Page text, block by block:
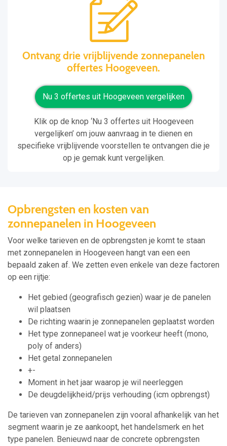
Ontvang drie vrijblijvende zonnepanelen
offertes Hoogeveen.
Nu 3 offertes uit Hoogeveen vergelijken
Klik op de knop ‘Nu 3 offertes uit Hoogeveen
vergelijken’ om jouw aanvraag in te dienen en
specifieke vrijblijvende voorstellen te ontvangen die je
op je gemak kunt vergelijken.
Opbrengsten en kosten van
zonnepanelen in Hoogeveen
Voor welke tarieven en de opbrengsten je komt te staan
met zonnepanelen in Hoogeveen hangt van een een
bepaald zaken af. We zetten even enkele van deze factoren
op een rijtje:
Het gebied (geografisch gezien) waar je de panelen
wil plaatsen
De richting waarin je zonnepanelen geplaatst worden
Het type zonnepaneel wat je voorkeur heeft (mono,
poly of anders)
Het getal zonnepanelen
+-
Moment in het jaar waarop je wil neerleggen
De deugdelijkheid/prijs verhouding (icm opbrengst)
De tarieven van zonnepanelen zijn vooral afhankelijk van het
segment waarin je ze aankoopt, het handelsmerk en het
type panelen. Benieuwd naar de concrete opbrengsten